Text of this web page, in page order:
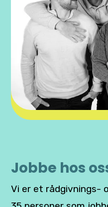
Jobbe hos
Vi er et rådgivnings-